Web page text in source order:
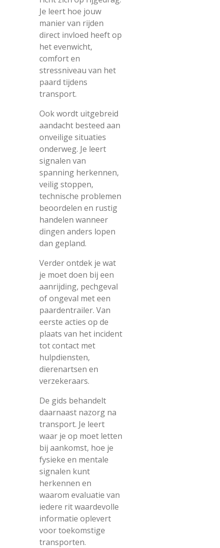
Je leert hoe jouw
manier van rijden
direct invloed heeft op
het evenwicht,
comfort en
stressniveau van het
paard tijdens
transport.
Ook wordt uitgebreid
aandacht besteed aan
onveilige situaties
onderweg. Je leert
signalen van
spanning herkennen,
veilig stoppen,
technische problemen
beoordelen en rustig
handelen wanneer
dingen anders lopen
dan gepland.
Verder ontdek je wat
je moet doen bij een
aanrijding, pechgeval
of ongeval met een
paardentrailer. Van
eerste acties op de
plaats van het incident
tot contact met
hulpdiensten,
dierenartsen en
verzekeraars.
De gids behandelt
daarnaast nazorg na
transport. Je leert
waar je op moet letten
bij aankomst, hoe je
fysieke en mentale
signalen kunt
herkennen en
waarom evaluatie van
iedere rit waardevolle
informatie oplevert
voor toekomstige
transporten.